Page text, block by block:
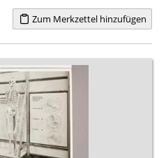
Zum Merkzettel hinzufügen